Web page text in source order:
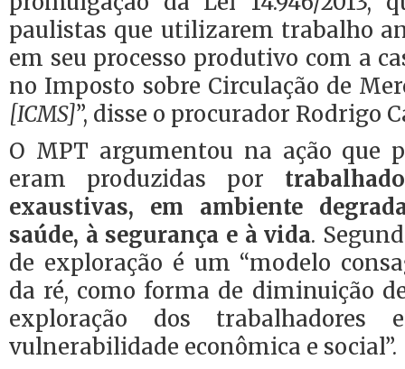
paulistas que utilizarem trabalho
em seu processo produtivo com a
no Imposto sobre Circulação de
[ICMS]”, disse o procurador Rodrigo
O MPT argumentou na ação que
eram produzidas por
exaustivas, em ambiente
saúde, à segurança e à vida.
de exploração é um “modelo
da ré, como forma de diminuição
exploração dos trabalhadores
vulnerabilidade econômica e social”.